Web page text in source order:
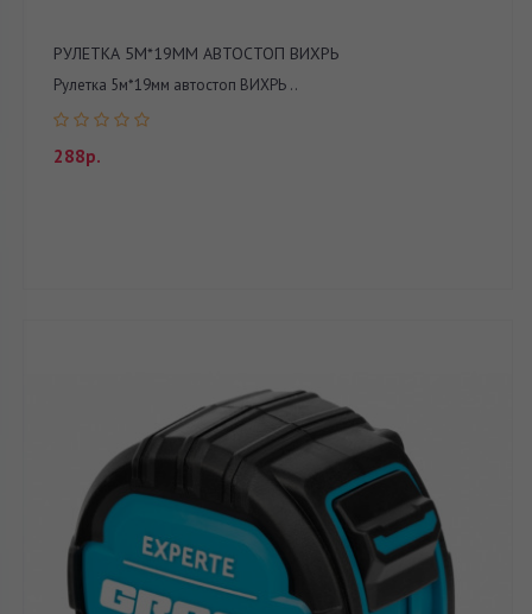
РУЛЕТКА 5М*19ММ АВТОСТОП ВИХРЬ
Рулетка 5м*19мм автостоп ВИХРЬ ..
288р.